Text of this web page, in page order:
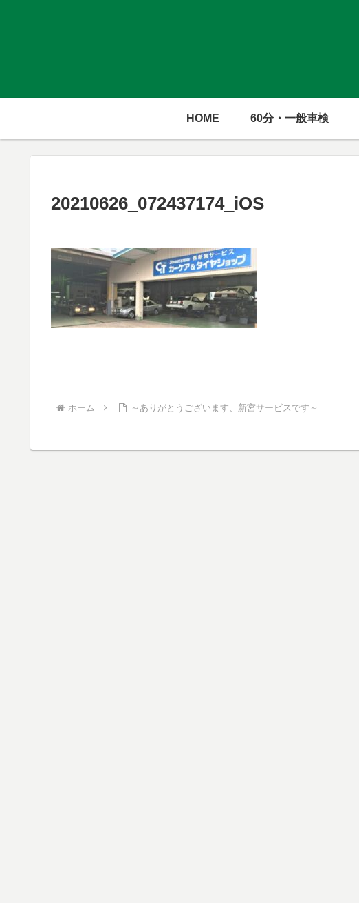
HOME 60分・一般車検
20210626_072437174_iOS
ホーム ～ありがとうございます、新宮サービスです～